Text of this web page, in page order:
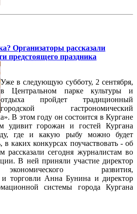
Организаторы рассказали
предстоящего праздника
Уже в следующую субботу, 2 сентября,
в Центральном парке культуры и
отдыха пройдет традиционный
городской гастрономический
В этом году он состоится в Кургане
удивит горожан и гостей Кургана
где и какую рыбу можно будет
в каких конкурсах поучаствовать - об
рассказали сегодня журналистам во
В ней приняли участие директор
развития,
и торговли Анна Бунина и директор
системы города Кургана